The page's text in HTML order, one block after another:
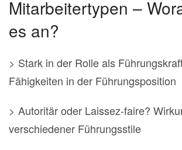
Mitarbeitertypen –
es an?
> Stark in der Rolle als
Fähigkeiten in der Führungsposition
> Autoritär oder Laissez-faire?
verschiedener Führungsstile